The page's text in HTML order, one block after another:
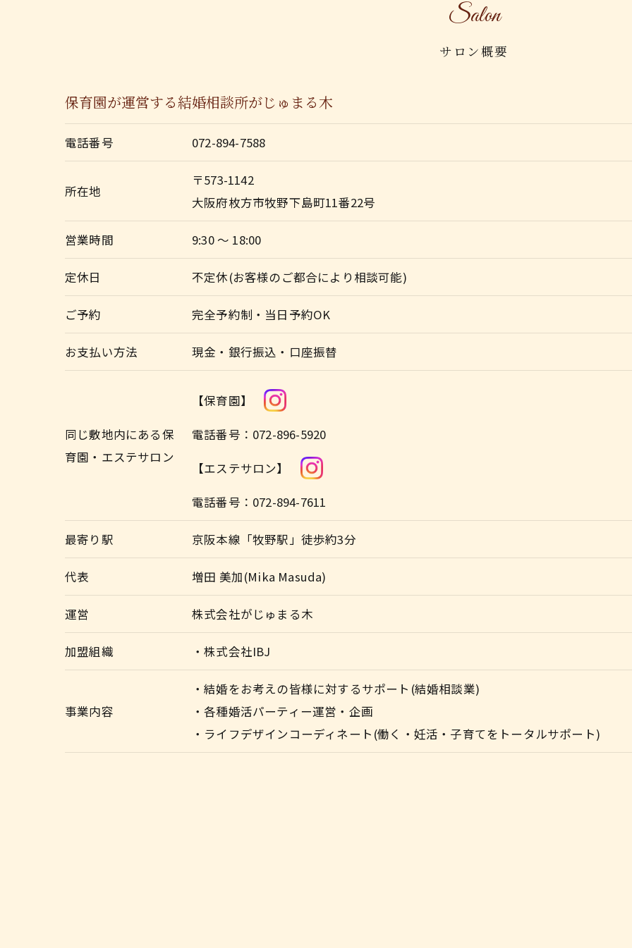
サロン概要
Salon
保育園が運営する結婚相談所がじゅまる木
電話番号 072-894-7588
所在地
〒573-1142
大阪府枚方市牧野下島町11番22号
営業時間 9:30 ～ 18:00
定休日 不定休(お客様のご都合により相談可能)
ご予約 完全予約制・当日予約OK
お支払い方法 現金・銀行振込・口座振替
同じ敷地内にある保
育園・エステサロン
【保育園】
電話番号：072-896-5920
【エステサロン】
電話番号：072-894-7611
最寄り駅 京阪本線「牧野駅」徒歩約3分
代表 増田 美加(Mika Masuda)
運営 株式会社がじゅまる木
加盟組織 ・株式会社IBJ
事業内容
・結婚をお考えの皆様に対するサポート(結婚相談業)
・各種婚活パーティー運営・企画
・ライフデザインコーディネート(働く・妊活・子育てをトータルサポート)